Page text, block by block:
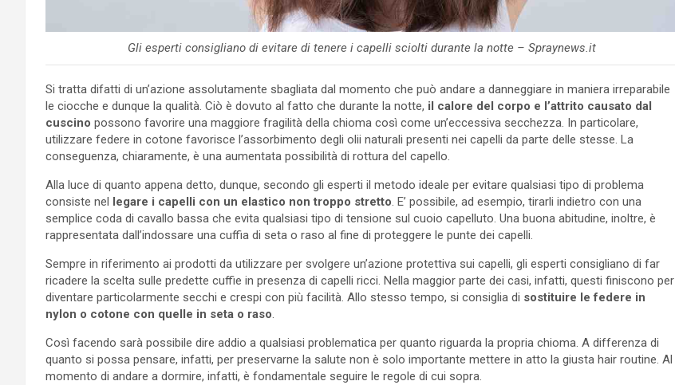
Gli esperti consigliano di evitare di tenere i capelli sciolti durante la notte – Spraynews.it
Si tratta difatti di un’azione assolutamente sbagliata dal momento che può andare a danneggiare in maniera irreparabile
le ciocche e dunque la qualità. Ciò è dovuto al fatto che durante la notte, il calore del corpo e l’attrito causato dal
cuscino possono favorire una maggiore fragilità della chioma così come un’eccessiva secchezza. In particolare,
utilizzare federe in cotone favorisce l’assorbimento degli olii naturali presenti nei capelli da parte delle stesse. La
conseguenza, chiaramente, è una aumentata possibilità di rottura del capello.
Alla luce di quanto appena detto, dunque, secondo gli esperti il metodo ideale per evitare qualsiasi tipo di problema
consiste nel
legare i capelli con un elastico non troppo stretto. E’ possibile, ad esempio, tirarli indietro con una
semplice coda di cavallo bassa che evita qualsiasi tipo di tensione sul cuoio capelluto. Una buona abitudine, inoltre, è
rappresentata dall’indossare una cuffia di seta o raso al fine di proteggere le punte dei capelli.
Sempre in riferimento ai prodotti da utilizzare per svolgere un’azione protettiva sui capelli, gli esperti consigliano di far
ricadere la scelta sulle predette cuffie in presenza di capelli ricci. Nella maggior parte dei casi, infatti, questi finiscono per
diventare particolarmente secchi e crespi con più facilità. Allo stesso tempo, si consiglia di sostituire le federe in
nylon o cotone con quelle in seta o raso.
Così facendo sarà possibile dire addio a qualsiasi problematica per quanto riguarda la propria chioma. A differenza di
quanto si possa pensare, infatti, per preservarne la salute non è solo importante mettere in atto la giusta hair routine. Al
momento di andare a dormire, infatti, è fondamentale seguire le regole di cui sopra.